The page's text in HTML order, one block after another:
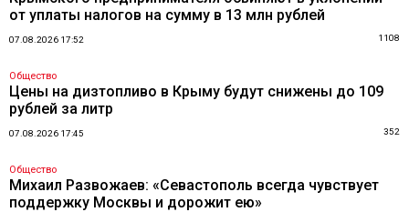
от уплаты налогов на сумму в 13 млн рублей
07.08.2026 17:52 1108
Общество
Цены на дизтопливо в Крыму будут снижены до 109
рублей за литр
07.08.2026 17:45 352
Общество
Михаил Развожаев: «Севастополь всегда чувствует
поддержку Москвы и дорожит ею»